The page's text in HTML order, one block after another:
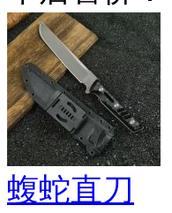
蝮蛇直刀